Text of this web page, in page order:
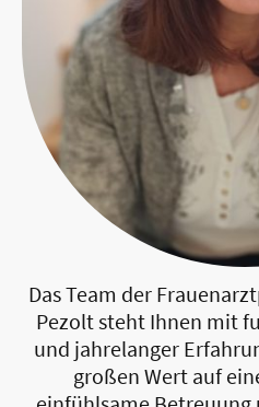
Das Team der
Pezolt steht Ihnen mit
und jahrelanger
großen Wert auf